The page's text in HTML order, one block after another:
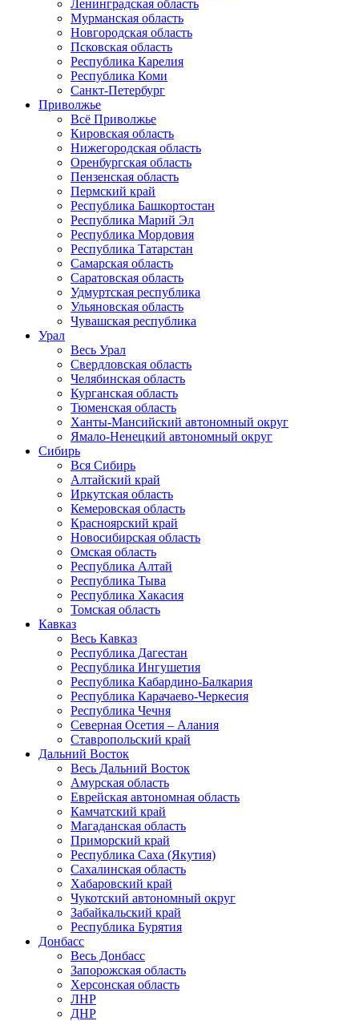
Ленинградская область
Мурманская область
Новгородская область
Псковская область
Республика Карелия
Республика Коми
Санкт-Петербург
Приволжье
Всё Приволжье
Кировская область
Нижегородская область
Оренбургская область
Пензенская область
Пермский край
Республика Башкортостан
Республика Марий Эл
Республика Мордовия
Республика Татарстан
Самарская область
Саратовская область
Удмуртская республика
Ульяновская область
Чувашская республика
Урал
Весь Урал
Свердловская область
Челябинская область
Курганская область
Тюменская область
Ханты-Мансийский автономный округ
Ямало-Ненецкий автономный округ
Сибирь
Вся Сибирь
Алтайский край
Иркутская область
Кемеровская область
Красноярский край
Новосибирская область
Омская область
Республика Алтай
Республика Тыва
Республика Хакасия
Томская область
Кавказ
Весь Кавказ
Республика Дагестан
Республика Ингушетия
Республика Кабардино-Балкария
Республика Карачаево-Черкесия
Республика Чечня
Северная Осетия – Алания
Ставропольский край
Дальний Восток
Весь Дальний Восток
Амурская область
Еврейская автономная область
Камчатский край
Магаданская область
Приморский край
Республика Саха (Якутия)
Сахалинская область
Хабаровский край
Чукотский автономный округ
Забайкальский край
Республика Бурятия
Донбасс
Весь Донбасс
Запорожская область
Херсонская область
ЛНР
ДНР